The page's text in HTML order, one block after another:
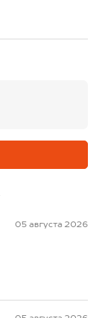
05 августа 2026